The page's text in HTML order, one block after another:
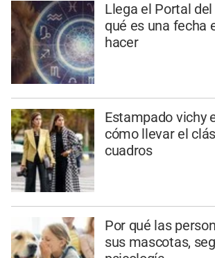
Llega el Portal
qué es una fecha
hacer
Estampado vichy
cómo llevar el
cuadros
Por qué las
sus mascotas,